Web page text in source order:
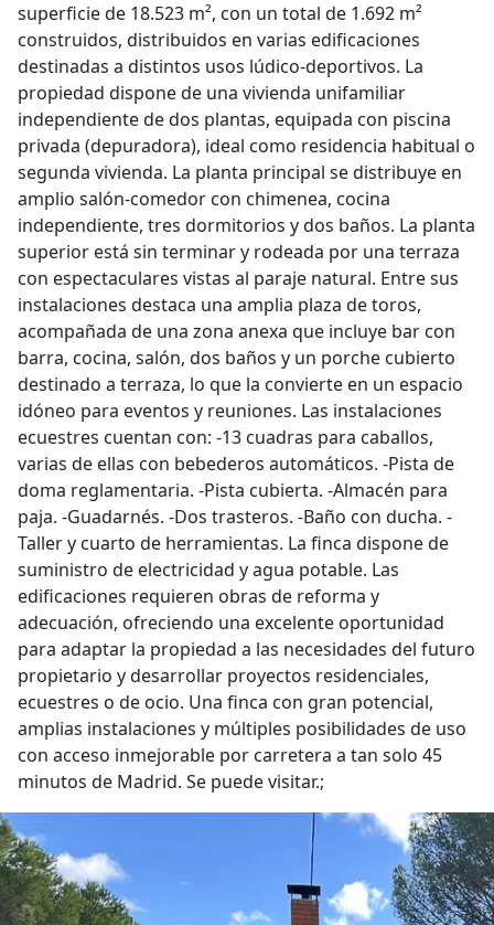
superficie de 18.523 m², con un total de 1.692 m²
construidos, distribuidos en varias edificaciones
destinadas a distintos usos lúdico-deportivos. La
propiedad dispone de una vivienda unifamiliar
independiente de dos plantas, equipada con piscina
privada (depuradora), ideal como residencia habitual o
segunda vivienda. La planta principal se distribuye en
amplio salón-comedor con chimenea, cocina
independiente, tres dormitorios y dos baños. La planta
superior está sin terminar y rodeada por una terraza
con espectaculares vistas al paraje natural. Entre sus
instalaciones destaca una amplia plaza de toros,
acompañada de una zona anexa que incluye bar con
barra, cocina, salón, dos baños y un porche cubierto
destinado a terraza, lo que la convierte en un espacio
idóneo para eventos y reuniones. Las instalaciones
ecuestres cuentan con: -13 cuadras para caballos,
varias de ellas con bebederos automáticos. -Pista de
doma reglamentaria. -Pista cubierta. -Almacén para
paja. -Guadarnés. -Dos trasteros. -Baño con ducha. -
Taller y cuarto de herramientas. La finca dispone de
suministro de electricidad y agua potable. Las
edificaciones requieren obras de reforma y
adecuación, ofreciendo una excelente oportunidad
para adaptar la propiedad a las necesidades del futuro
propietario y desarrollar proyectos residenciales,
ecuestres o de ocio. Una finca con gran potencial,
amplias instalaciones y múltiples posibilidades de uso
con acceso inmejorable por carretera a tan solo 45
minutos de Madrid. Se puede visitar.;